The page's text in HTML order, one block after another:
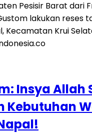
Insya Allah
Kebutuhan